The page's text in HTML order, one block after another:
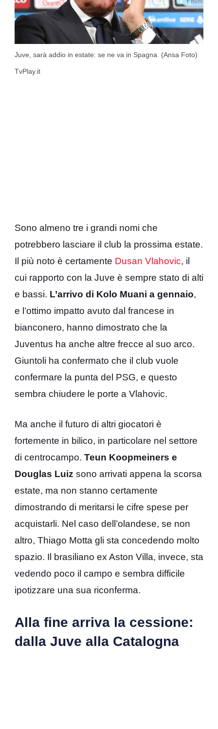
Juve, sarà addio in estate: se ne va in Spagna. (Ansa Foto)
TvPlay.it
Sono almeno tre i grandi nomi che
potrebbero lasciare il club la prossima estate.
Il più noto è certamente Dusan Vlahovic, il
cui rapporto con la Juve è sempre stato di alti
e bassi. L’arrivo di Kolo Muani a gennaio,
e l’ottimo impatto avuto dal francese in
bianconero, hanno dimostrato che la
Juventus ha anche altre frecce al suo arco.
Giuntoli ha confermato che il club vuole
confermare la punta del PSG, e questo
sembra chiudere le porte a Vlahovic.
Ma anche il futuro di altri giocatori è
fortemente in bilico, in particolare nel settore
di centrocampo. Teun Koopmeiners e
Douglas Luiz sono arrivati appena la scorsa
estate, ma non stanno certamente
dimostrando di meritarsi le cifre spese per
acquistarli. Nel caso dell’olandese, se non
altro, Thiago Motta gli sta concedendo molto
spazio. Il brasiliano ex Aston Villa, invece, sta
vedendo poco il campo e sembra difficile
ipotizzare una sua riconferma.
Alla fine arriva la cessione:
dalla Juve alla Catalogna